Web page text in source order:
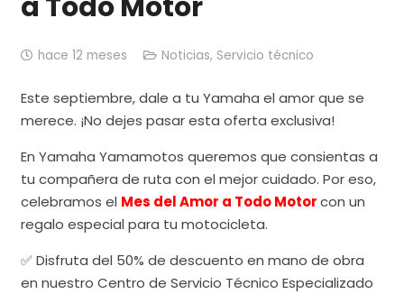
hace 12 meses Noticias, Servicio técnico
Este septiembre, dale a tu Yamaha el amor que se
merece. ¡No dejes pasar esta oferta exclusiva!
En Yamaha Yamamotos queremos que consientas a
tu compañera de ruta con el mejor cuidado. Por eso,
celebramos el Mes del Amor a Todo Motorcon un
regalo especial para tu motocicleta.
✅ Disfruta del 50% de descuento en mano de obra
en nuestro Centro de Servicio Técnico Especializado